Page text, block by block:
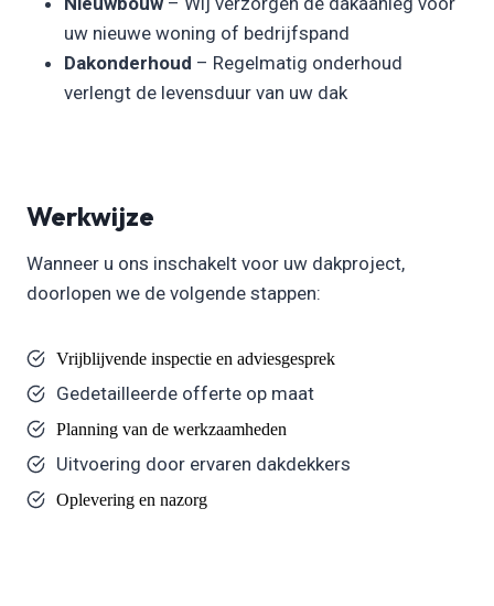
uw nieuwe woning of bedrijfspand
Dakonderhoud – Regelmatig onderhoud
verlengt de levensduur van uw dak
Werkwijze
Wanneer u ons inschakelt voor uw dakproject,
doorlopen we de volgende stappen:
Vrijblijvende inspectie en adviesgesprek
Gedetailleerde offerte op maat
Planning van de werkzaamheden
Uitvoering door ervaren dakdekkers
Oplevering en nazorg